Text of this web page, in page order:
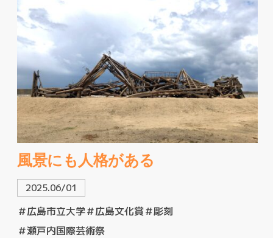
風景にも人格がある
2025.06/01
＃広島市立大学＃広島文化賞＃彫刻
＃瀬戸内国際芸術祭